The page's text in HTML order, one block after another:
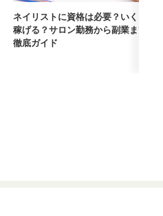
ネイリストに資格は必要？いくら
稼げる？サロン勤務から副業まで
徹底ガイド